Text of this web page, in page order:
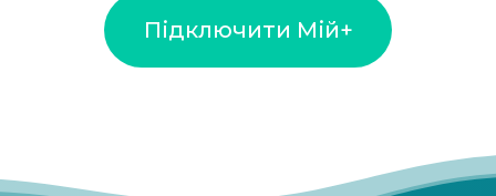
Підключити Мій+